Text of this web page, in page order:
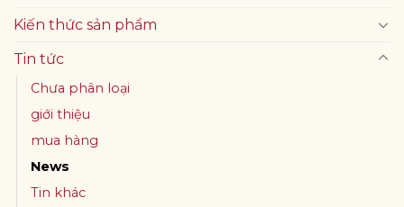
Kiến thức sản phẩm
Tin tức
Chưa phân loại
giới thiệu
mua hàng
News
Tin khác